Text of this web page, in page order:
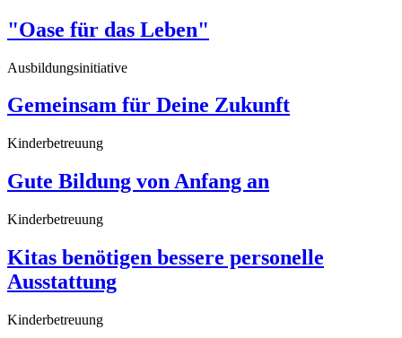
"Oase für das Leben"
Ausbildungsinitiative
Gemeinsam für Deine Zukunft
Kinderbetreuung
Gute Bildung von Anfang an
Kinderbetreuung
Kitas benötigen bessere personelle
Ausstattung
Kinderbetreuung